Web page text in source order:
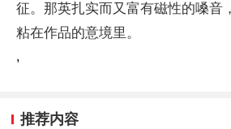
征。那英扎实而又富有磁性的嗓音
粘在作品的意境里。
,
推荐内容